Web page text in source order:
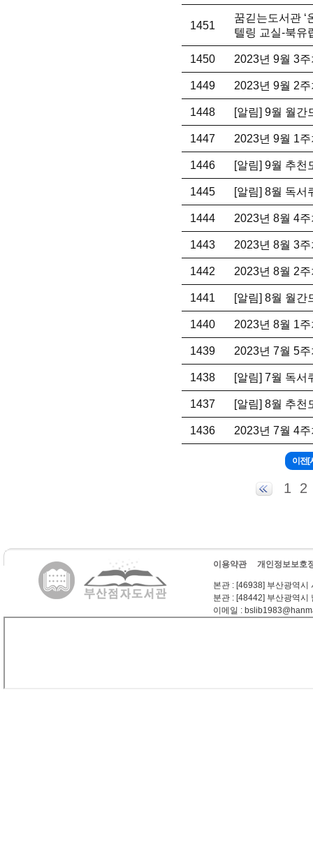
1451
꿈긷는도서관 ‘
텔링 교실-북유
1450 2023년 9월 3
1449 2023년 9월 2
1448 [알림] 9월 월간
1447 2023년 9월 1
1446 [알림] 9월 추천
1445 [알림] 8월 독서
1444 2023년 8월 4
1443 2023년 8월 3
1442 2023년 8월 2
1441 [알림] 8월 월간
1440 2023년 8월 1
1439 2023년 7월 5
1438 [알림] 7월 독서
1437 [알림] 8월 추천
1436 2023년 7월 4
1 2
이용약관 개인정보보호
본관 : [46938] 부산광역시
분관 : [48442] 부산광역시
이메일 :